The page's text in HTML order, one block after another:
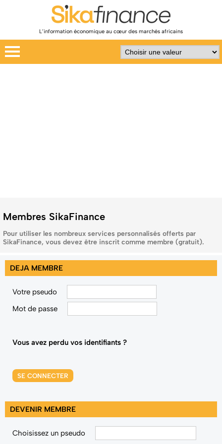
L’information économique au cœur des marchés africains
Membres SikaFinance
Pour utiliser les nombreux services personnalisés offerts par
SikaFinance, vous devez être inscrit comme membre (gratuit).
DEJA MEMBRE
Votre pseudo
Mot de passe
Vous avez perdu vos identifiants ?
SE CONNECTER
DEVENIR MEMBRE
Choisissez un pseudo